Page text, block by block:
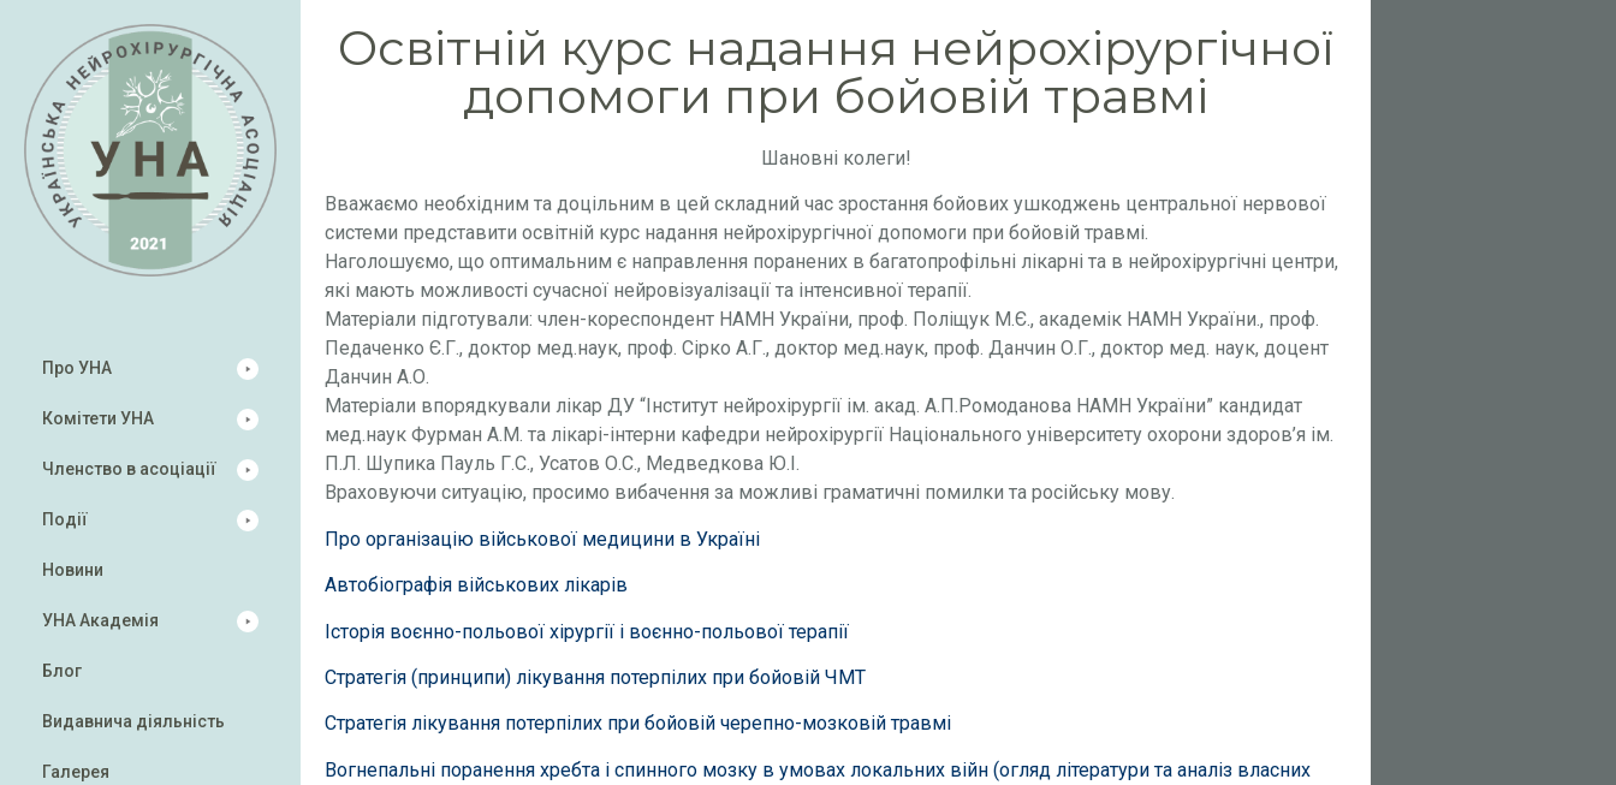
Про УНА
Комітети УНА
Членство в асоціації
Події
Новини
УНА Академія
Блог
Видавнича діяльність
Галерея
Освітній курс надання нейрохірургічної
допомоги при бойовій травмі
Шановні колеги!
Вважаємо необхідним та доцільним в цей складний час зростання бойових ушкоджень центральної нервової
системи представити освітній курс надання нейрохірургічної допомоги при бойовій травмі.
Наголошуємо, що оптимальним є направлення поранених в багатопрофільні лікарні та в нейрохірургічні центри,
які мають можливості сучасної нейровізуалізації та інтенсивної терапії.
Матеріали підготували: член-кореспондент НАМН України, проф. Поліщук М.Є., академік НАМН України., проф.
Педаченко Є.Г., доктор мед.наук, проф. Сірко А.Г., доктор мед.наук, проф. Данчин О.Г., доктор мед. наук, доцент
Данчин А.О.
Матеріали впорядкували лікар ДУ “Інститут нейрохірургії ім. акад. А.П.Ромоданова НАМН України” кандидат
мед.наук Фурман А.М. та лікарі-інтерни кафедри нейрохірургії Національного університету охорони здоров’я ім.
П.Л. Шупика Пауль Г.С., Усатов О.С., Медведкова Ю.І.
Враховуючи ситуацію, просимо вибачення за можливі граматичні помилки та російську мову.
Про організацію військової медицини в Україні
Автобіографія військових лікарів
Історія воєнно-польової хірургії і воєнно-польової терапії
Стратегія (принципи) лікування потерпілих при бойовій ЧМТ
Стратегія лікування потерпілих при бойовій черепно-мозковій травмі
Вогнепальні поранення хребта і спинного мозку в умовах локальних війн (огляд літератури та аналіз власних